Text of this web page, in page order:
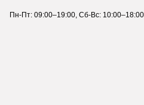
Пн-Пт: 09:00–19:00, Сб-Вс: 10:00–18:00